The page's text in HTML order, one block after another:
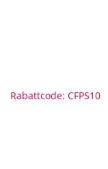
Rabattcode: CFPS10